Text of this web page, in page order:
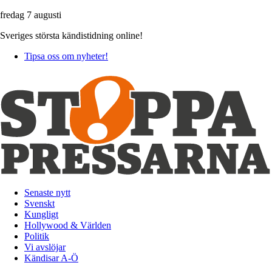
fredag 7 augusti
Sveriges största kändistidning online!
Tipsa oss om nyheter!
Senaste nytt
Svenskt
Kungligt
Hollywood & Världen
Politik
Vi avslöjar
Kändisar A-Ö